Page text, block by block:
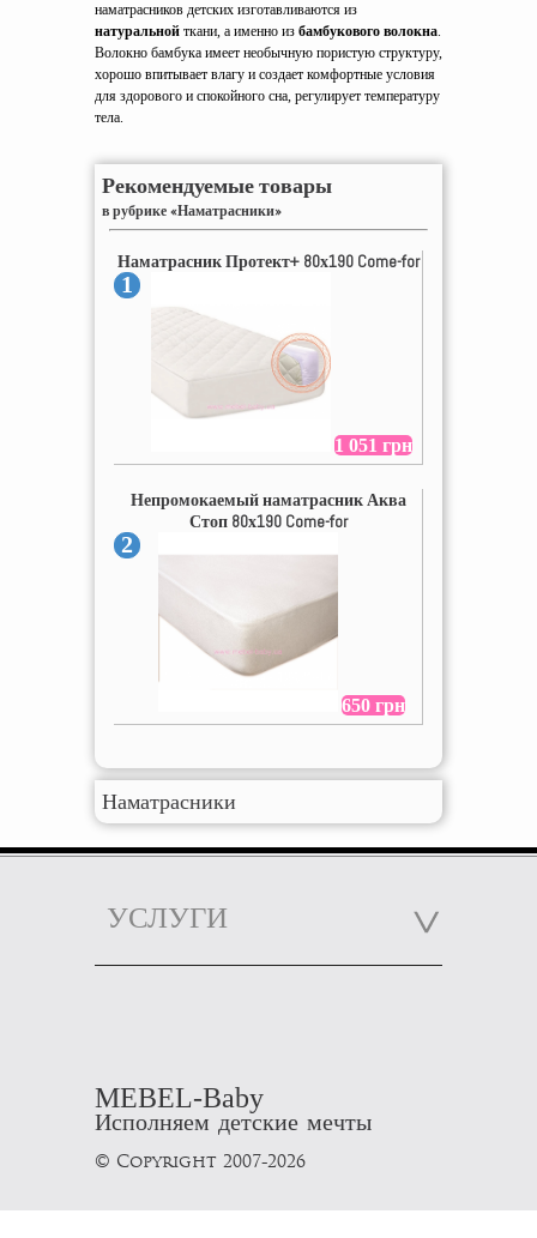
наматрасников детских изготавливаются из
натуральной ткани, а именно из бамбукового волокна.
Волокно бамбука имеет необычную пористую структуру,
хорошо впитывает влагу и создает комфортные условия
для здорового и спокойного сна, регулирует температуру
тела.
Рекомендуемые товары
в рубрике «Наматрасники»
Наматрасник Протект+ 80х190 Come-for
1
1 051 грн
Непромокаемый наматрасник Аква
Стоп 80х190 Come-for
2
650 грн
Наматрасники
УСЛУГИ
MEBEL-Baby
Исполняем детские мечты
© Copyright 2007-2026